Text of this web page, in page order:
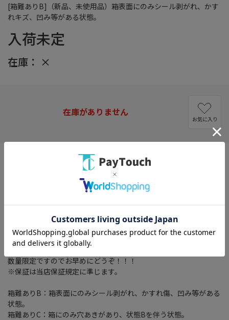
[箱難ありB]（新品、未使用品）箱表面にのみシール剥がれ、かす
れキズ、凹み等がある状態。
入荷未定
在庫： ×
在庫がありません
お気に入り
タイプ： 一体型(2DIN)
記録メディアタイプ： メモリ
TVチューナー： フルセグ(地デジ)
FM/ ETC2.0/ VICS WIDE/ 音声認識/
箱は特に気にしない方！期間がたったら捨ててしまう方！
箱は少し破損していますが【新品・未使用品】でお買得です！
数量限定ですのでお早めにどうぞ！！！
※保証は当店保証規定に準じます。
箱難ありB：箱表面にのみシール剥がれ、かすれ傷、凹み等がある
状態。
箱難ありC：箱にのみ穴あきがあり、状態Bを伴う状態。